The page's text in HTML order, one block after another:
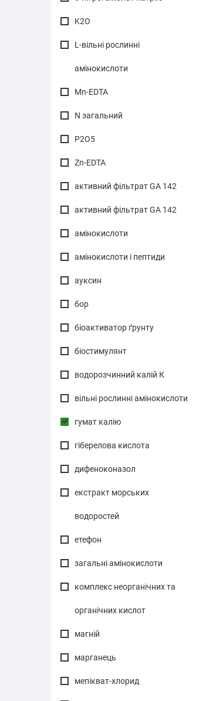
K2O
L-вільні рослинні
амінокислоти
Mn-EDTA
N загальний
P2O5
Zn-EDTA
активний фiльтрат GA 142
активний фільтрат GA 142
амінокислоти
амінокислоти і пептиди
ауксин
бор
біоактиватор ґрунту
біостимулянт
водорозчинний калій К
вільні рослинні амінокислоти
гумат калію
гіберелова кислота
дифеноконазол
екстракт морських
водоростей
етефон
загальні амінокислоти
комплекс неорганічних та
органічних кислот
магній
марганець
мепікват-хлорид